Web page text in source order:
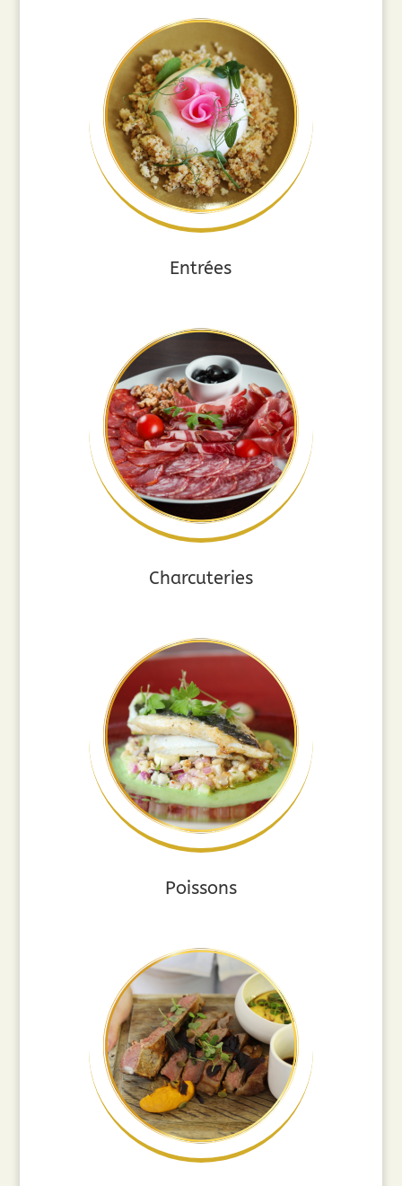
Entrées
Charcuteries
Poissons